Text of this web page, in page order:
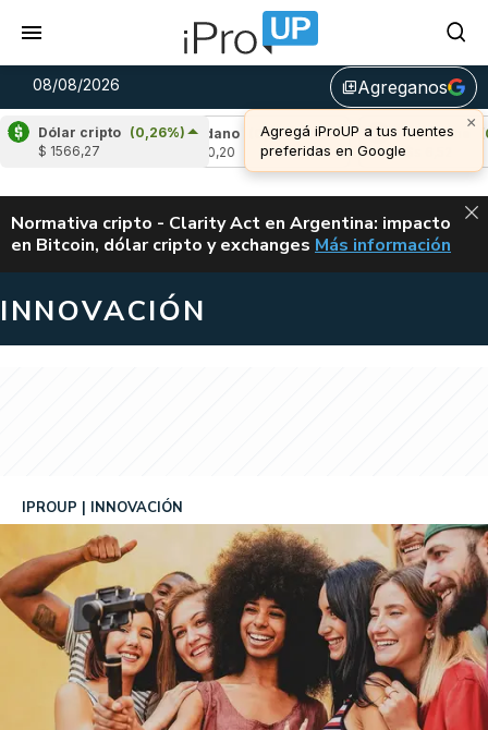
08/08/2026 library_addAgreganos
Dólar cripto (0,26%)
$ 1566,27
Cardano
(0,18%)
Avalanche (0,52%)
u$s 6,52
ALERTA
Normativa cripto - Clarity Act en Argentina: impacto
en Bitcoin, dólar cripto y exchanges CLARITY ACT EN
Más información
INNOVACIÓN
IPROUP INNOVACIÓN